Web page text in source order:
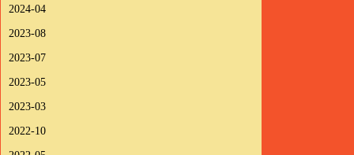
2024-04
2023-08
2023-07
2023-05
2023-03
2022-10